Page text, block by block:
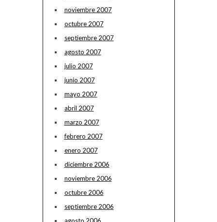
noviembre 2007
octubre 2007
septiembre 2007
agosto 2007
julio 2007
junio 2007
mayo 2007
abril 2007
marzo 2007
febrero 2007
enero 2007
diciembre 2006
noviembre 2006
octubre 2006
septiembre 2006